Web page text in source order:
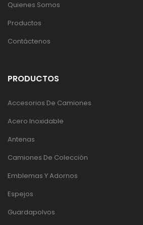
Quienes Somos
Productos
Contáctenos
PRODUCTOS
Accesorios De Camiones
Acero Inoxidable
Antenas
Camiones De Colección
Emblemas Y Adornos
Espejos
Guardapolvos